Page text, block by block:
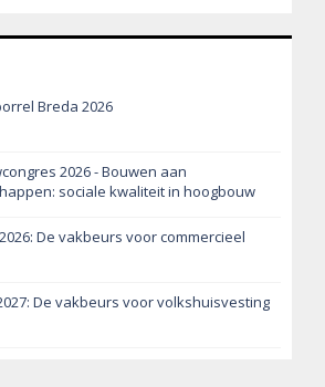
Breda 2026
2026 - Bouwen aan
sociale kwaliteit in hoogbouw
2026: De vakbeurs voor commercieel
De vakbeurs voor volkshuisvesting